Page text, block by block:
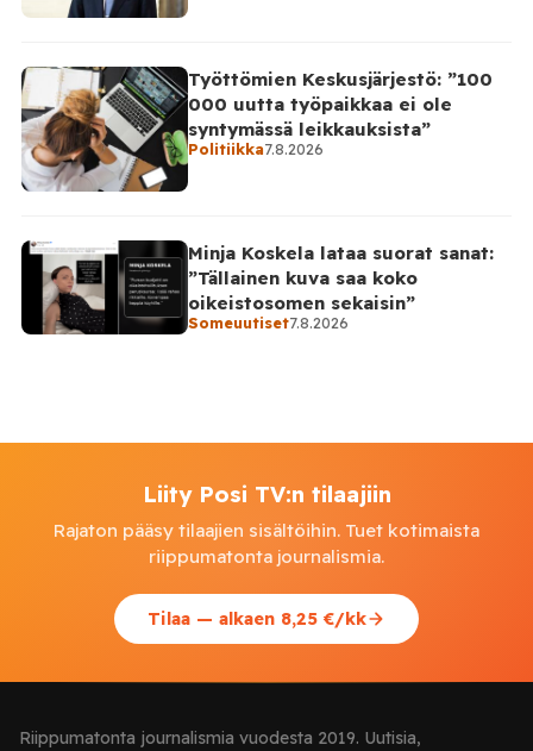
Työttömien Keskusjärjestö: ”100
000 uutta työpaikkaa ei ole
syntymässä leikkauksista”
Politiikka7.8.2026
Minja Koskela lataa suorat sanat:
”Tällainen kuva saa koko
oikeistosomen sekaisin”
Someuutiset7.8.2026
Liity Posi TV:n tilaajiin
Rajaton pääsy tilaajien sisältöihin. Tuet kotimaista
riippumatonta journalismia.
Tilaa — alkaen 8,25 €/kk
Riippumatonta journalismia vuodesta 2019. Uutisia,